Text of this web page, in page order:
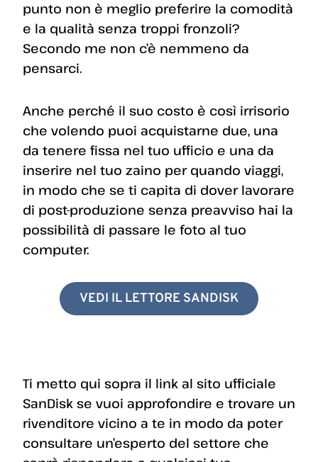
punto non è meglio preferire la comodità
e la qualità senza troppi fronzoli?
Secondo me non c’è nemmeno da
pensarci.
Anche perché il suo costo è così irrisorio
che volendo puoi acquistarne due, una
da tenere fissa nel tuo ufficio e una da
inserire nel tuo zaino per quando viaggi,
in modo che se ti capita di dover lavorare
di post-produzione senza preavviso hai la
possibilità di passare le foto al tuo
computer.
VEDI IL LETTORE SANDISK
Ti metto qui sopra il link al sito ufficiale
SanDisk se vuoi approfondire e trovare un
rivenditore vicino a te in modo da poter
consultare un’esperto del settore che